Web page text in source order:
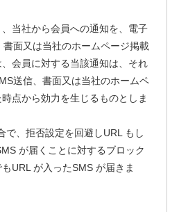
当社から会員への通知を、電子
書面又は当社のホームページ掲載
会員に対する当該通知は、それ
送信、書面又は当社のホームペ
点から効力を生じるものとしま
で、拒否設定を回避しURL もし
が届くことに対するブロック
URL が入ったSMS が届きま